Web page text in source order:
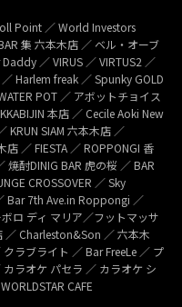
Point ／ World Investors
集 六本木店 ／ ベル・オーブ
／ VIRUS ／ VIRTUS2 ／
Harlem freak ／ Spunky GOLD
POT ／ アボットチョイス
本店 ／ Cecile Aoki New
KRUN SIAM 六本木店 ／
／ FIESTA ／ ROPPONGI 香
焼酎DINIG BAR 虎の桜 ／ BAR
CROSSOVER ／ Sky
Bar 7th Ave.in Roppongi ／
ロ ディ マリア／フットマッサ
／ Charleston&Son ／ 六本木
クラブライト ／ Bar FreeLe ／ プ
カラオケ パセラ ／ カラオケ シ
CAFE